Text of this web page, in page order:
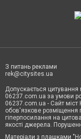
З питань реклами
rek@citysites.ua
Допускається цитування
06237.com.ua за умови
06237.com.ua - Сайт міст
обов'язкове розміщення
гіперпосилання на
якості джерела.
Матеріали з плашками